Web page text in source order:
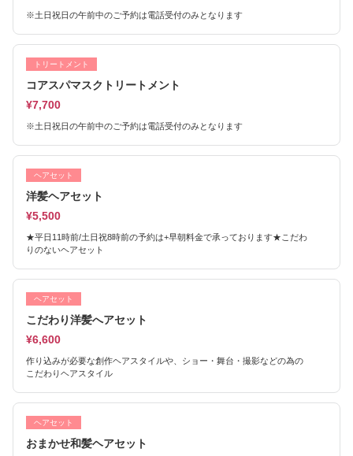
※土日祝日の午前中のご予約は電話受付のみとなります
トリートメント
コアスパマスクトリートメント
¥7,700
※土日祝日の午前中のご予約は電話受付のみとなります
ヘアセット
洋髪ヘアセット
¥5,500
★平日11時前/土日祝8時前の予約は+早朝料金で承っております★こだわ
りのないヘアセット
ヘアセット
こだわり洋髪へアセット
¥6,600
作り込みが必要な創作ヘアスタイルや、ショー・舞台・撮影などの為の
こだわりヘアスタイル
ヘアセット
おまかせ和髪ヘアセット